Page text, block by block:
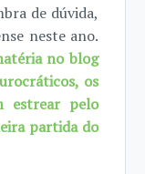
de dúvida,
neste ano.
no blog
os
estrear pelo
partida do